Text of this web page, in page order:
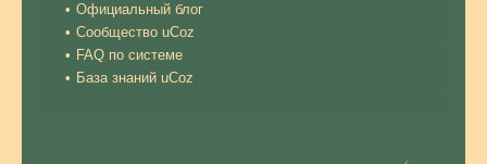
Официальный блог
Сообщество uCoz
FAQ по системе
База знаний uCoz